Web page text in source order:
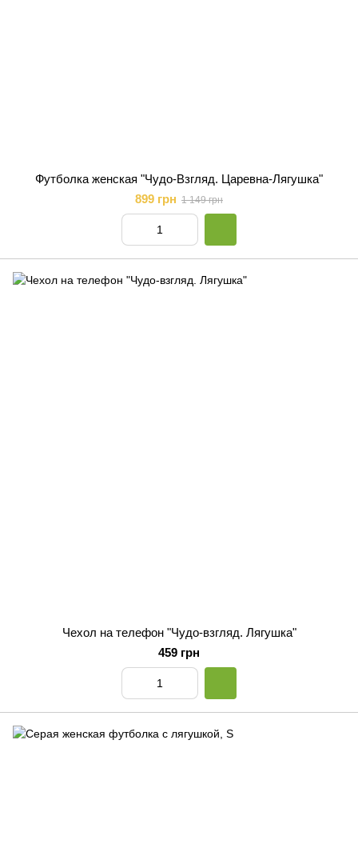
Футболка женская "Чудо-Взгляд. Царевна-Лягушка"
899 грн 1 149 грн
Чехол на телефон "Чудо-взгляд. Лягушка"
459 грн